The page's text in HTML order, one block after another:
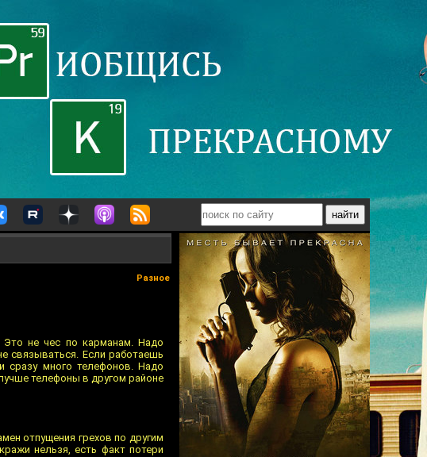
Разное
Это не чес по карманам. Надо
связываться. Если работаешь
сразу много телефонов. Надо
телефоны в другом районе
отпущения грехов по другим
нельзя, есть факт потери